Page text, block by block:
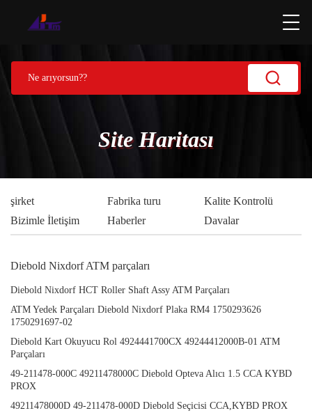
Site Haritası
şirket Fabrika turu
Kalite Kontrolü
Bizimle İletişim
Haberler Davalar
Diebold Nixdorf ATM parçaları
Diebold Nixdorf HCT Roller Shaft Assy ATM Parçaları
ATM Yedek Parçaları Diebold Nixdorf Plaka RM4 1750293626
1750291697-02
Diebold Kart Okuyucu Rol 4924441700CX 49244412000B-01 ATM
Parçaları
49-211478-000C 49211478000C Diebold Opteva Alıcı 1.5 CCA KYBD
PROX
49211478000D 49-211478-000D Diebold Seçicisi CCA,KYBD PROX